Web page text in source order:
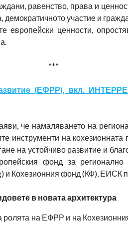
равенство, права и
участие и
европейски ценности,
***
(ЕФРР), вкл.
че намаляването на
инструменти на кохезионната
на устойчиво развитие и
фонд за
Кохезионния фонд (КФ), ЕИСК
в новата архитектура
на ЕФРР и на